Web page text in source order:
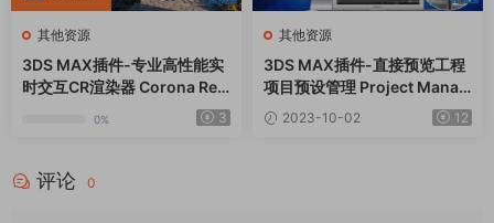
其他资源
3DS MAX插件-专业高性能实
时交互CR渲染器 Corona Ren
0% 3
其他资源
3DS MAX插件-直接预览工程
项目预设管理 Project Manag
er v3.23.45
2023-10-02 12
评论 0